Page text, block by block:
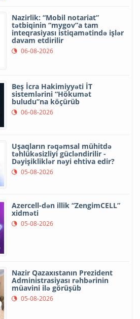
Nazirlik: “Mobil notariat”
tətbiqinin “mygov”a tam
inteqrasiyası istiqamətində işlər
davam etdirilir
06-08-2026
Beş İcra Hakimiyyəti İT
sistemlərini “Hökumət
buludu”na köçürüb
06-08-2026
Uşaqların rəqəmsal mühitdə
təhlükəsizliyi gücləndirilir -
Dəyişikliklər nəyi ehtiva edir?
05-08-2026
Azercell-dən illik “ZengimCELL”
xidməti
05-08-2026
Nazir Qazaxıstanın Prezident
Administrasiyası rəhbərinin
müavini ilə görüşüb
05-08-2026